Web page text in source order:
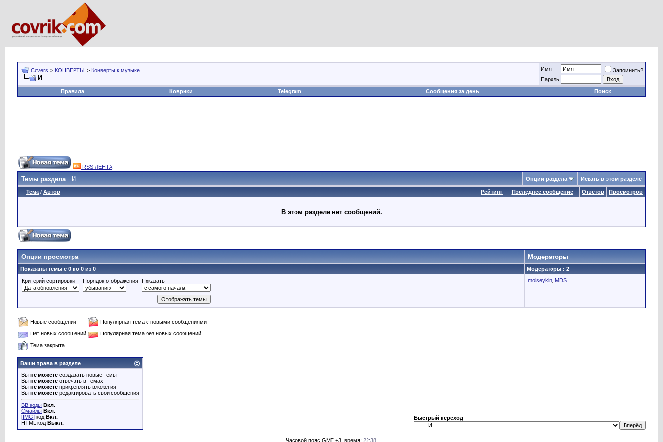
Covers > КОНВЕРТЫ > Конверты к музыке
И
Имя
Запомнить?
Пароль
Правила
Коврики Telegram Сообщения за день Поиск
RSS ЛЕНТА
Темы раздела: И Опции раздела Искать в этом разделе
Рейтинг
Тема / Автор Последнее сообщение Ответов Просмотров
В этом разделе нет сообщений.
Опции просмотра Модераторы
Показаны темы с 0 по 0 из 0
Модераторы : 2
Критерий сортировки
Порядок отображения Показать moiseykin MDS
Новые сообщения
Популярная тема с новыми сообщениями
Нет новых сообщений
Популярная тема без новых сообщений
Тема закрыта
Ваши права в разделе
Вы не можете создавать новые темы
Вы не можете отвечать в темах
Вы не можете прикреплять вложения
Вы не можете редактировать свои сообщения
BB коды Вкл.
Смайлы Вкл.
[IMG] код Вкл.
HTML код Выкл.
Быстрый переход
Часовой пояс GMT +3, время: 22:38.